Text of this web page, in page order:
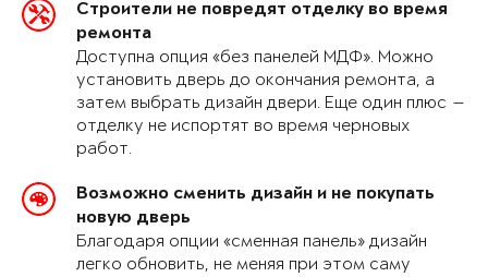
Строители не повредят отделку во время
ремонта
Доступна опция «без панелей МДФ». Можно
установить дверь до окончания ремонта, а
затем выбрать дизайн двери. Еще один плюс —
отделку не испортят во время черновых
работ.
Возможно сменить дизайн и не покупать
новую дверь
Благодаря опции «сменная панель» дизайн
легко обновить, не меняя при этом саму